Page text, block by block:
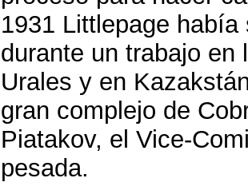
1931 Littlepage
durante un trabajo
Urales y en
gran complejo de
Piatakov, el Vice-
pesada.